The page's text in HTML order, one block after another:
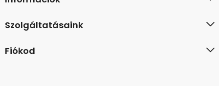
Szolgáltatásaink
Fiókod